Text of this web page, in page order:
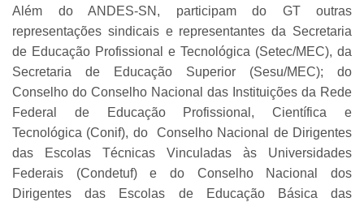
Além do ANDES-SN, participam do GT outras
representações sindicais e representantes da Secretaria
de Educação Profissional e Tecnológica (Setec/MEC), da
Secretaria de Educação Superior (Sesu/MEC); do
Conselho do Conselho Nacional das Instituições da Rede
Federal de Educação Profissional, Científica e
Tecnológica (Conif), do Conselho Nacional de Dirigentes
das Escolas Técnicas Vinculadas às Universidades
Federais (Condetuf) e do Conselho Nacional dos
Dirigentes das Escolas de Educação Básica das